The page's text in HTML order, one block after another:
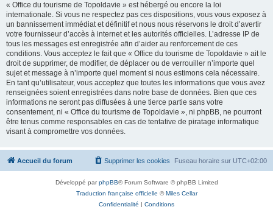
« Office du tourisme de Topoldavie » est hébergé ou encore la loi
internationale. Si vous ne respectez pas ces dispositions, vous vous exposez à
un bannissement immédiat et définitif et nous nous réservons le droit d’avertir
votre fournisseur d’accès à internet et les autorités officielles. L’adresse IP de
tous les messages est enregistrée afin d’aider au renforcement de ces
conditions. Vous acceptez le fait que « Office du tourisme de Topoldavie » ait le
droit de supprimer, de modifier, de déplacer ou de verrouiller n’importe quel
sujet et message à n’importe quel moment si nous estimons cela nécessaire.
En tant qu’utilisateur, vous acceptez que toutes les informations que vous avez
renseignées soient enregistrées dans notre base de données. Bien que ces
informations ne seront pas diffusées à une tierce partie sans votre
consentement, ni « Office du tourisme de Topoldavie », ni phpBB, ne pourront
être tenus comme responsables en cas de tentative de piratage informatique
visant à compromettre vos données.
Accueil du forum Fuseau horaire sur UTC+02:00
Supprimer les cookies
Développé parphpBB® Forum Software © phpBB Limited
Traduction française officielle ©Miles Cellar
Confidentialité | Conditions